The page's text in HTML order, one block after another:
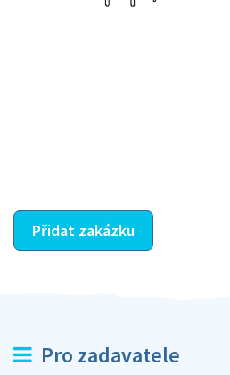
Přidat zakázku
Pro zadavatele